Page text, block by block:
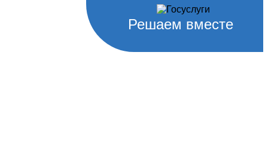
Решаем вместе